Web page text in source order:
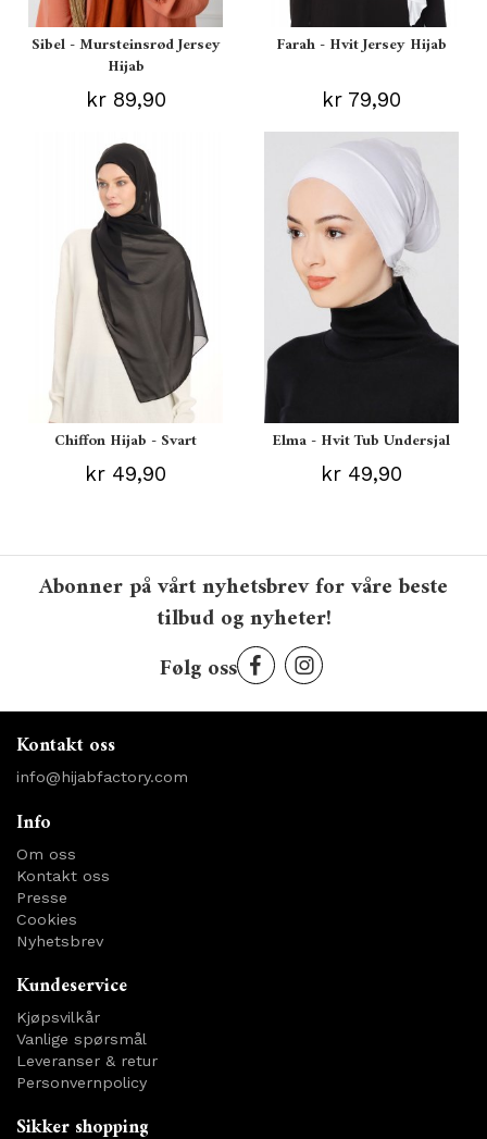
Sibel - Mursteinsrød Jersey
Hijab
kr 89,90
Farah - Hvit Jersey Hijab
kr 79,90
Chiffon Hijab - Svart
kr 49,90
Elma - Hvit Tub Undersjal
kr 49,90
Abonner på vårt nyhetsbrev for våre beste
tilbud og nyheter!
Følg oss
Kontakt oss
info@hijabfactory.com
Info
Om oss
Kontakt oss
Presse
Cookies
Nyhetsbrev
Kundeservice
Kjøpsvilkår
Vanlige spørsmål
Leveranser & retur
Personvernpolicy
Sikker shopping